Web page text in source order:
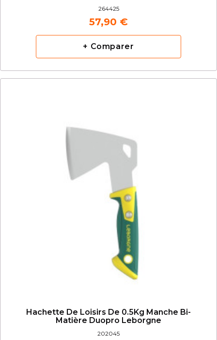
264425
57,90 €
+ Comparer
Hachette De Loisirs De 0.5Kg Manche Bi-
Matière Duopro Leborgne
202045